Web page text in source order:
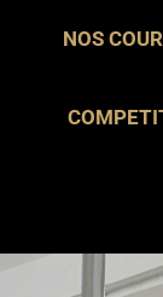
NOS
NOS